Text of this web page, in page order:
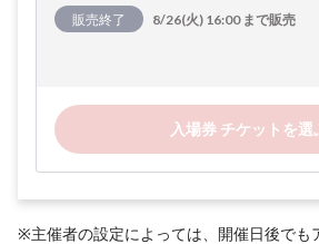
販売終了 8/26(火) 16:00 まで販売
入場券 チケットを選
※主催者の設定によっては、開催日後でも